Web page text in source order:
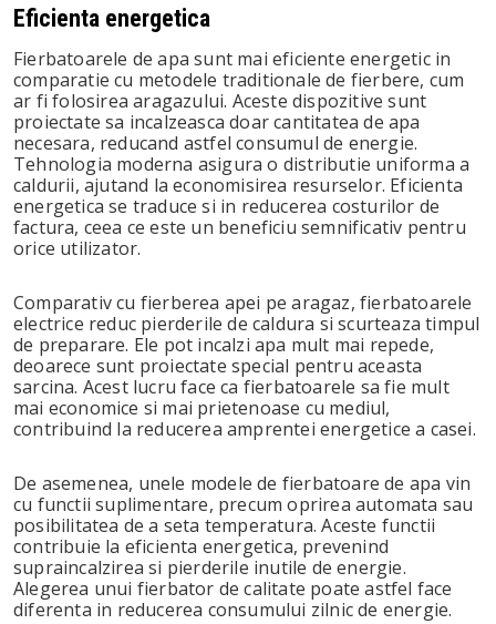
Eficienta energetica
Fierbatoarele de apa sunt mai eficiente energetic in
comparatie cu metodele traditionale de fierbere, cum
ar fi folosirea aragazului. Aceste dispozitive sunt
proiectate sa incalzeasca doar cantitatea de apa
necesara, reducand astfel consumul de energie.
Tehnologia moderna asigura o distributie uniforma a
caldurii, ajutand la economisirea resurselor. Eficienta
energetica se traduce si in reducerea costurilor de
factura, ceea ce este un beneficiu semnificativ pentru
orice utilizator.
Comparativ cu fierberea apei pe aragaz, fierbatoarele
electrice reduc pierderile de caldura si scurteaza timpul
de preparare. Ele pot incalzi apa mult mai repede,
deoarece sunt proiectate special pentru aceasta
sarcina. Acest lucru face ca fierbatoarele sa fie mult
mai economice si mai prietenoase cu mediul,
contribuind la reducerea amprentei energetice a casei.
De asemenea, unele modele de fierbatoare de apa vin
cu functii suplimentare, precum oprirea automata sau
posibilitatea de a seta temperatura. Aceste functii
contribuie la eficienta energetica, prevenind
supraincalzirea si pierderile inutile de energie.
Alegerea unui fierbator de calitate poate astfel face
diferenta in reducerea consumului zilnic de energie.